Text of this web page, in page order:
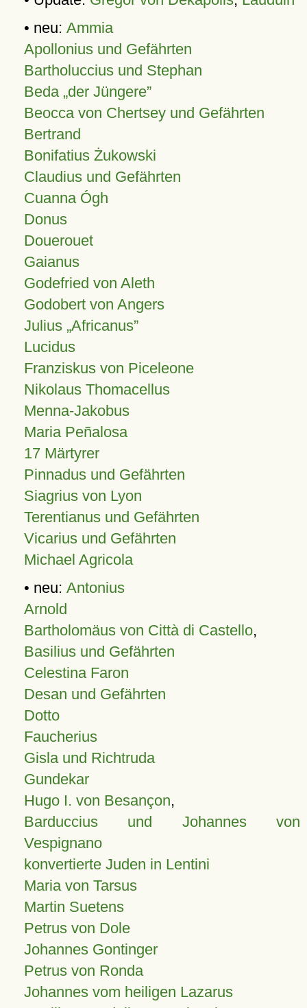
• neu: Ammia
Apollonius und Gefährten
Bartholuccius und Stephan
Beda „der Jüngere”
Beocca von Chertsey und Gefährten
Bertrand
Bonifatius Żukowski
Claudius und Gefährten
Cuanna Ógh
Donus
Douerouet
Gaianus
Godefried von Aleth
Godobert von Angers
Julius Africanus
Lucidus
Franziskus von Piceleone
Nikolaus Thomacellus
Menna-Jakobus
Maria Peñalosa
17 Märtyrer
Pinnadus und Gefährten
Siagrius von Lyon
Terentianus und Gefährten
Vicarius und Gefährten
Michael Agricola
• neu: Antonius
Arnold
Bartholomäus von Città di Castello,
Basilius und Gefährten
Celestina Faron
Desan und Gefährten
Dotto
Faucherius
Gisla und Richtruda
Gundekar
Hugo I. von Besançon,
Barduccius und Johannes von
Vespignano
konvertierte Juden in Lentini
Maria von Tarsus
Martin Suetens
Petrus von Dole
Johannes Gontinger
Petrus von Ronda
Johannes vom heiligen Lazarus